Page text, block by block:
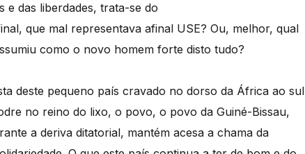
e das liberdades, trata-se do
que mal representava afinal USE? Ou, melhor, qual
assumiu como o novo homem forte disto tudo?
deste pequeno país cravado no dorso da África ao sul
no reino do lixo, o povo, o povo da Guiné-Bissau,
a deriva ditatorial, mantém acesa a chama da